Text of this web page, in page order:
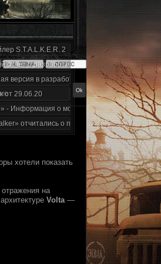
S.T.A.L.K.E.R. 2
отчет о разработке!
версия в разработке!
от 29.06.20
- Информация о моде за июнь 2020
отчитались о проделанной работе
хотели показать
на
Volta—